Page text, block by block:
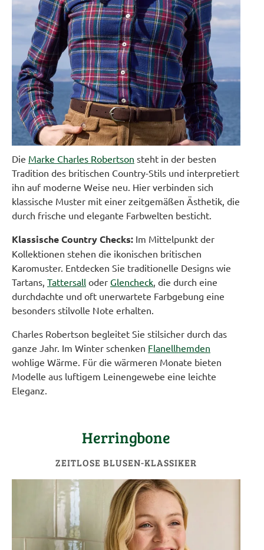
Die Marke Charles Robertson steht in der besten
Tradition des britischen Country-Stils und interpretiert
ihn auf moderne Weise neu. Hier verbinden sich
klassische Muster mit einer zeitgemäßen Ästhetik, die
durch frische und elegante Farbwelten besticht.
Klassische Country Checks: Im Mittelpunkt der
Kollektionen stehen die ikonischen britischen
Karomuster. Entdecken Sie traditionelle Designs wie
Tartans, Tattersall oder Glencheck, die durch eine
durchdachte und oft unerwartete Farbgebung eine
besonders stilvolle Note erhalten.
Charles Robertson begleitet Sie stilsicher durch das
ganze Jahr. Im Winter schenken Flanellhemden
wohlige Wärme. Für die wärmeren Monate bieten
Modelle aus luftigem Leinengewebe eine leichte
Eleganz.
Herringbone
ZEITLOSE BLUSEN-KLASSIKER